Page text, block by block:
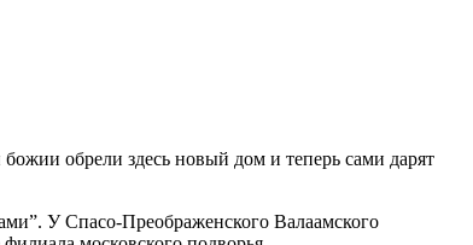
обрели здесь новый дом и теперь сами дарят
У Спасо-Преображен­ского Валаамского